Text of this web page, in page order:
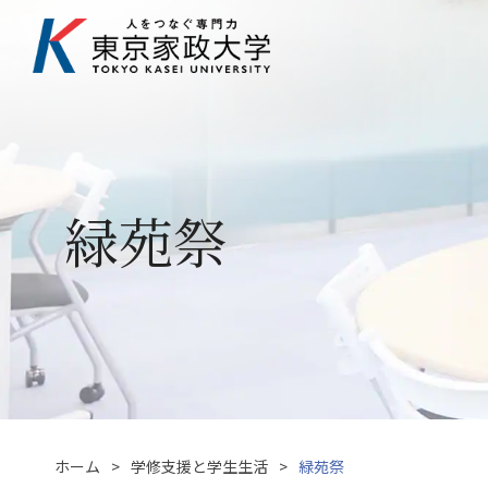
緑苑祭
ホーム 学修支援と学生生活 緑苑祭